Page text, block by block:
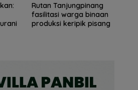
Pemprov Kepri tambah
penerangan jalan guna
percantik Pulau Penyengat